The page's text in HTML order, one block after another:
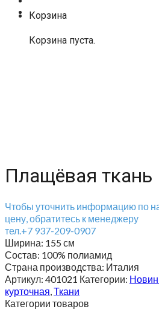
Корзина
Корзина пуста.
Плащёвая ткань
Чтобы уточнить информацию по
цену, обратитесь к менеджеру
тел.+7 937-209-0907
Ширина: 155 см
Состав: 100% полиамид
Страна производства: Италия
Артикул: 401021 Категории:
курточная,Ткани
Категории товаров